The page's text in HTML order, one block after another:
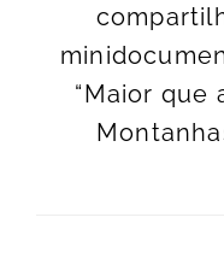
“Maior que